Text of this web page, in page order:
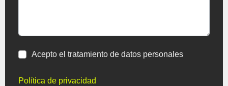
Acepto el tratamiento de datos personales
Política de privacidad